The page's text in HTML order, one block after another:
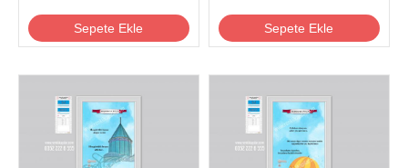
Sepete Ekle Sepete Ekle